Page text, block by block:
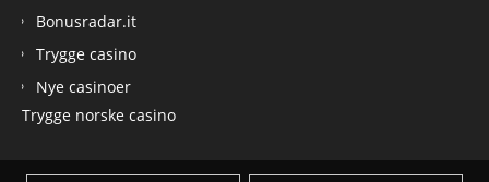
Bonusradar.it
Trygge casino
Nye casinoer
Trygge norske casino